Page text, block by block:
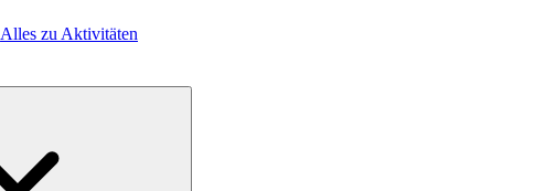
Alles zu Aktivitäten